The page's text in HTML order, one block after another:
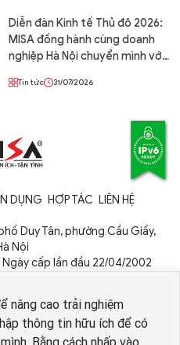
nâng cao trải nghiệm
thông tin hữu ích để có
Bằng cách nhấp vào
Diễn đàn Kinh tế Thủ đô 2026:
MISA đồng hành cùng doanh
nghiệp Hà Nội chuyển mình với
nghiệp tự vận hành
Tin tức 31/07/2026
DỤNG HỢP TÁC LIÊN HỆ
Duy Tân, phường Cầu Giấy,
Nội
Ngày cấp lần đầu 22/04/2002